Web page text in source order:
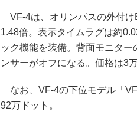
VF-4は、オリンパスの外付け
1.48倍。表示タイムラグは約
ック機能を装備。背面モニタ
ンサーがオフになる。価格は3
なお、VF-4の下位モデル「
92万ドット。